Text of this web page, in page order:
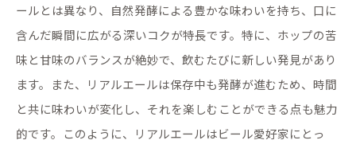
ールとは異なり、自然発酵による豊かな味わいを持ち、口に
含んだ瞬間に広がる深いコクが特長です。特に、ホップの苦
味と甘味のバランスが絶妙で、飲むたびに新しい発見があり
ます。また、リアルエールは保存中も発酵が進むため、時間
と共に味わいが変化し、それを楽しむことができる点も魅力
的です。このように、リアルエールはビール愛好家にとっ